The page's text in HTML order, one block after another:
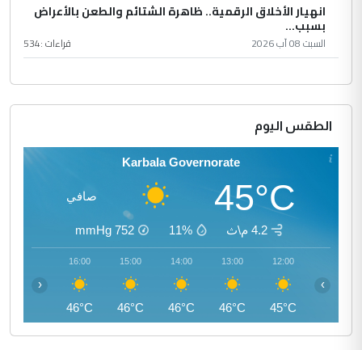
انهيار الأخلاق الرقمية.. ظاهرة الشتائم والطعن بالأعراض
بسبب...
السبت 08 آب 2026 قراءات :534
الطقس اليوم
Karbala Governorate
45°C صافي
4.2 م\ث 11%
752
mmHg
12:00
45°C
13:00
46°C
14:00
46°C
15:00
46°C
16:00
46°C
‹ ›